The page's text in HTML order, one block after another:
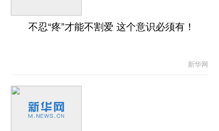
不忍“疼”才能不割爱 这个意识必须有！
新华网